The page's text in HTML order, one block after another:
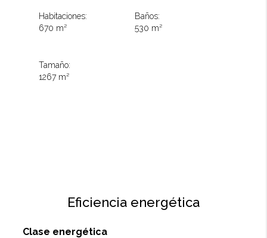
Habitaciones:
670 m²
Baños:
530 m²
Tamaño:
1267 m²
Eficiencia energética
Clase energética